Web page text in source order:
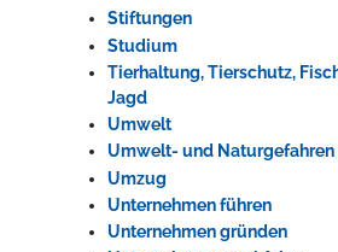
Stiftungen
Studium
Tierhaltung, Tierschutz,
Jagd
Umwelt
Umwelt- und Naturgefahren
Umzug
Unternehmen führen
Unternehmen gründen